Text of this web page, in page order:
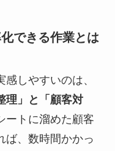
できる作業とは
しやすいのは、
理」と「顧客対
ートに溜めた顧客
ば、数時間かかっ